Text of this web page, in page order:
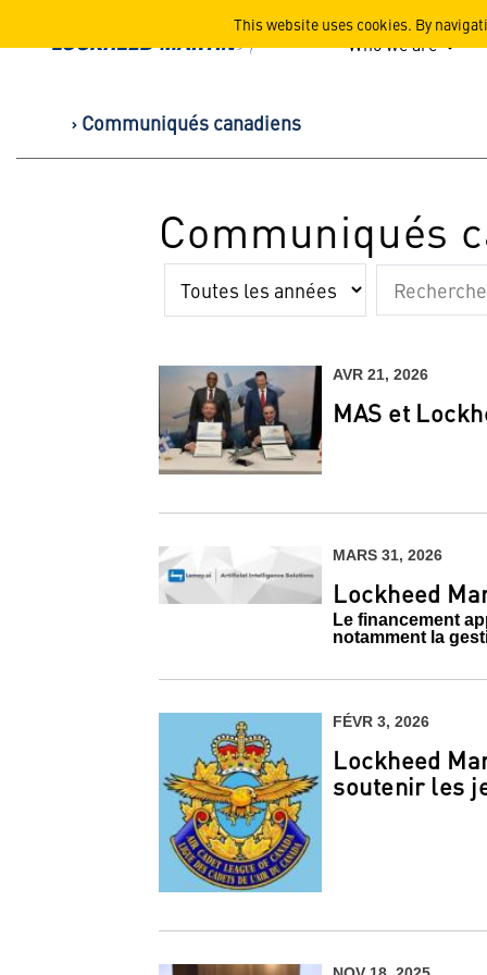
This website uses cookies. By
Lockheed Martin Who we are
Communiqués canadiens
Communiqués
clé
AVR 21, 2026
MAS et
MARS 31, 2026
Lockheed
Le financement
notamment la
FÉVR 3, 2026
Lockheed
soutenir les